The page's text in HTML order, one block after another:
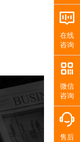
在线
咨询
微信
咨询
售后